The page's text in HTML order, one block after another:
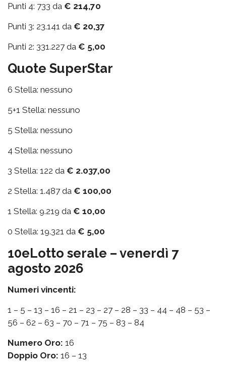
Punti 4: 733 da € 214,70
Punti 3: 23.141 da € 20,37
Punti 2: 331.227 da € 5,00
Quote SuperStar
6 Stella: nessuno
5+1 Stella: nessuno
5 Stella: nessuno
4 Stella: nessuno
3 Stella: 122 da € 2.037,00
2 Stella: 1.487 da € 100,00
1 Stella: 9.219 da € 10,00
0 Stella: 19.321 da € 5,00
10eLotto serale – venerdì 7
agosto 2026
Numeri vincenti:
1 – 5 – 13 – 16 – 21 – 23 – 27 – 28 – 33 – 44 – 48 – 53 –
56 – 62 – 63 – 70 – 71 – 75 – 83 – 84
Numero Oro: 16
Doppio Oro: 16 – 13